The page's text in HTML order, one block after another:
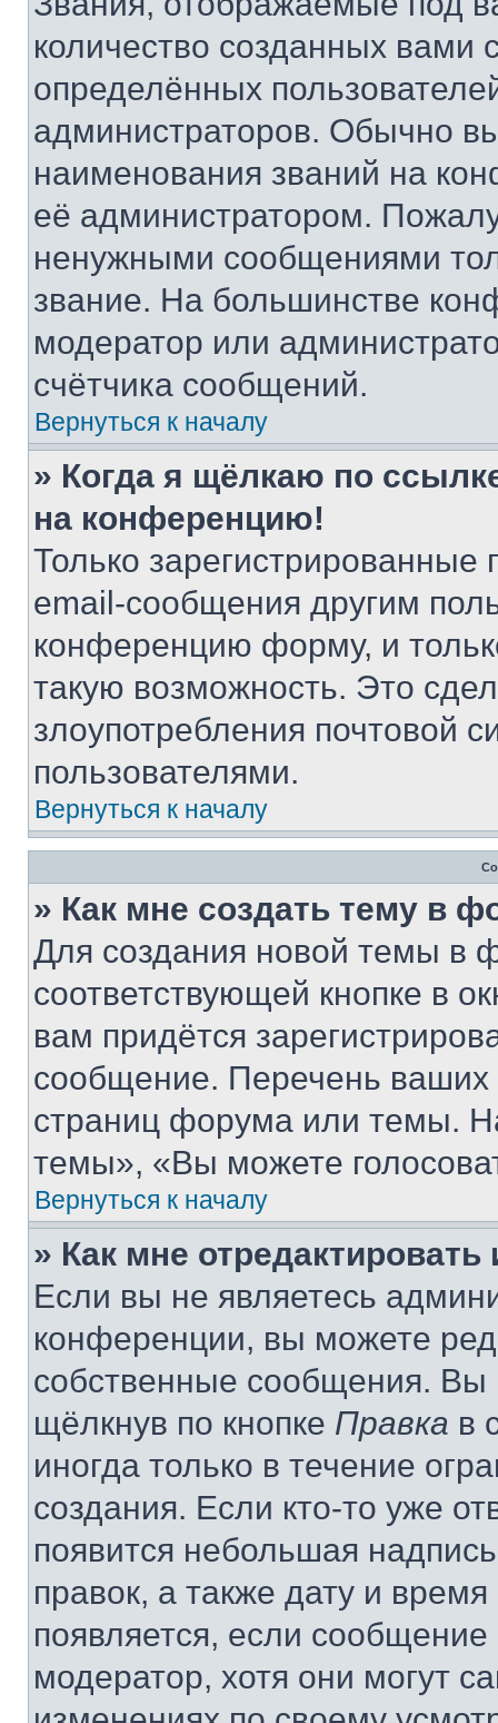
количество созданных
определённых
администраторов. Обычно
наименования званий на
её администратором.
ненужными сообщениями
звание. На большинстве
модератор или
счётчика сообщений.
Вернуться к началу
» Когда я щёлкаю по
на конференцию!
Только зарегистрированные
email-сообщения другим
конференцию форму, и
такую возможность. Это
злоупотребления почтовой
пользователями.
Вернуться к началу
» Как мне создать тему в
Для создания новой темы в
соответствующей кнопке в
вам придётся
сообщение. Перечень ваших
страниц форума или темы.
темы», «Вы можете
Вернуться к началу
» Как мне
Если вы не являетесь
конференции, вы можете
собственные сообщения. Вы
щёлкнув по кнопке Правка в
иногда только в течение
создания. Если кто-то уже
появится небольшая
правок, а также дату и
появляется, если
модератор, хотя они могут